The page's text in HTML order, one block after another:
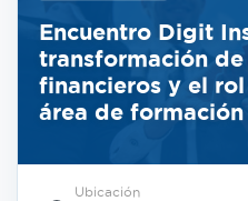
Encuentro Digit
transformación
financieros y el
área de formación
Ubicación